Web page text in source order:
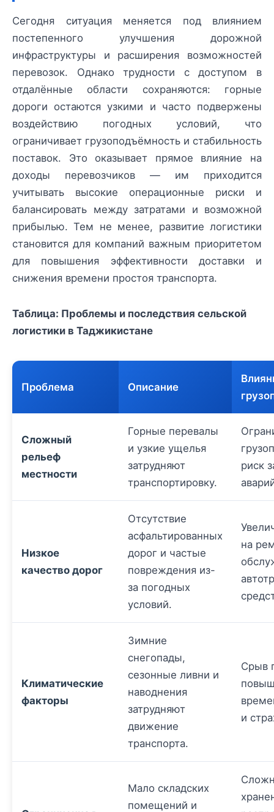
Сегодня ситуация меняется под влиянием
постепенного улучшения дорожной
инфраструктуры и расширения возможностей
перевозок. Однако трудности с доступом в
отдалённые области сохраняются: горные
дороги остаются узкими и часто подвержены
воздействию погодных условий, что
ограничивает грузоподъёмность и стабильность
поставок. Это оказывает прямое влияние на
доходы перевозчиков — им приходится
учитывать высокие операционные риски и
балансировать между затратами и возможной
прибылью. Тем не менее, развитие логистики
становится для компаний важным приоритетом
для повышения эффективности доставки и
снижения времени простоя транспорта.
Таблица: Проблемы и последствия сельской
логистики в Таджикистане
Проблема Описание
Сложный
рельеф
местности
Горные перевалы
и узкие ущелья
затрудняют
транспортировку.
риск
Низкое
качество дорог
Отсутствие
асфальтированных
дорог и частые
повреждения из-
за погодных
условий.
на
Климатические
факторы
Зимние
снегопады,
сезонные ливни и
наводнения
затрудняют
движение
транспорта.
Срыв
и
Мало складских
помещений и